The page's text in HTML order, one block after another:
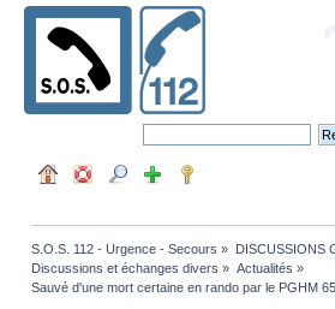
S.O.S. 112 - Urgence - Secours » DISCUSSIONS
Discussions et échanges divers » Actualités »
Sauvé d'une mort certaine en rando par le PGHM